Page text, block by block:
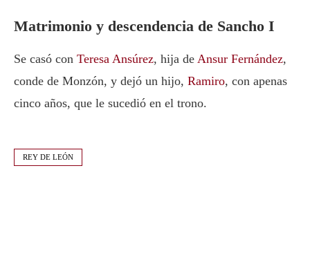
Matrimonio y descendencia de Sancho I
Se casó con Teresa Ansúrez, hija de Ansur Fernández,
conde de Monzón, y dejó un hijo, Ramiro, con apenas
cinco años, que le sucedió en el trono.
REY DE LEÓN